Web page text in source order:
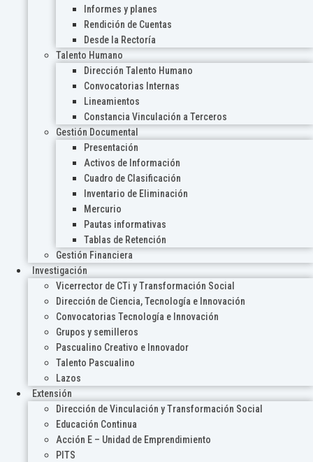
Informes y planes
Rendición de Cuentas
Desde la Rectoría
Talento Humano
Dirección Talento Humano
Convocatorias Internas
Lineamientos
Constancia Vinculación a Terceros
Gestión Documental
Presentación
Activos de Información
Cuadro de Clasificación
Inventario de Eliminación
Mercurio
Pautas informativas
Tablas de Retención
Gestión Financiera
Investigación
Vicerrector de CTi y Transformación Social
Dirección de Ciencia, Tecnología e Innovación
Convocatorias Tecnología e Innovación
Grupos y semilleros
Pascualino Creativo e Innovador
Talento Pascualino
Lazos
Extensión
Dirección de Vinculación y Transformación Social
Educación Continua
Acción E – Unidad de Emprendimiento
PITS